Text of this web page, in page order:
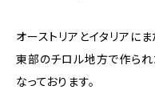
オーストリアとイタリアに
東部のチロル地方で作ら
なっております。